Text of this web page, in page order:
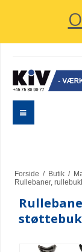
Forside / Butik /
Rullebaner,